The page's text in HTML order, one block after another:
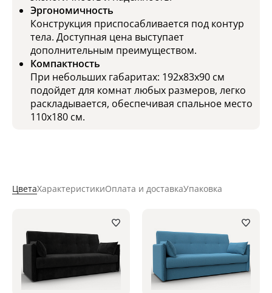
Эргономичность
Конструкция приспосабливается под контур
тела. Доступная цена выступает
дополнительным преимуществом.
Компактность
При небольших габаритах: 192x83x90 см
подойдет для комнат любых размеров, легко
раскладывается, обеспечивая спальное место
110х180 см.
ЦветаХарактеристикиОплата и доставкаУпаковка